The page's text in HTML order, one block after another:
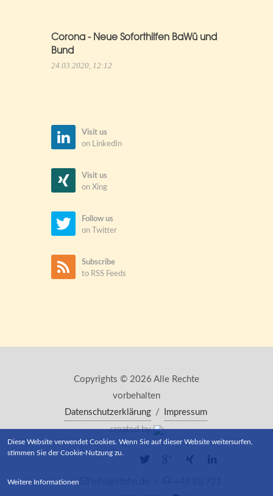
Diese Website verwendet Cookies. Wenn Sie auf dieser Website weitersurfen,
stimmen Sie der Cookie-Nutzung zu.
Weitere Informationen
Corona - Neue Soforthilfen BaWü und
Bund
24.03.2020, 12:12
Visit us
on LinkedIn
Visit us
on Xing
Follow us
on Twitter
Subscribe
to RSS Feeds
Copyrights © 2026 Alle Rechte
vorbehalten
Datenschutzerklärung /
Impressum
created by
·